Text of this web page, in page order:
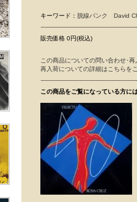
キーワード： 脱線パンク David
販売価格 0円(税込)
この商品についての問い合わせ･
再入荷についての詳細はこちらを
この商品をご覧になっている方に